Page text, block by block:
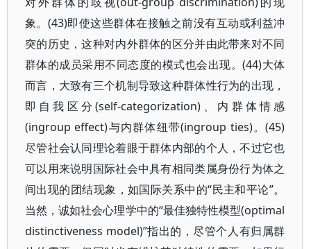
象。(43)即使这些群体在接触之前没有互动或利益冲
突的历史，这种对内外群体的区分并由此带来对不同
群体的成员采用不同态度的模式也会出现。(44)大体
而言，大致有三个机制导致这种群体性行为的出现，
即自我区分(self-categorization)、内群体情感
(ingroup effect)与内群体纽带(ingroup ties)。(45)
尽管社会认同理论着眼于群体内部的个人，不过它也
可以用来说明国际社会中具有相同类属身份行为体之
间出现的团结现象，如国际关系中的“民主和平论”。
当然，诚如社会心理学中的“最佳独特性模型(optimal
distinctiveness model)”指出的，尽管个人有归属群